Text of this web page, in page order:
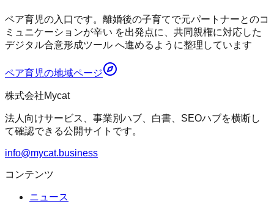
ペア育児の入口です。離婚後の子育てで元パートナーとのコ
ミュニケーションが辛い を出発点に、共同親権に対応した
デジタル合意形成ツール へ進めるように整理しています
ペア育児の地域ページ
株式会社Mycat
法人向けサービス、事業別ハブ、白書、SEOハブを横断し
て確認できる公開サイトです。
info@mycat.business
コンテンツ
ニュース